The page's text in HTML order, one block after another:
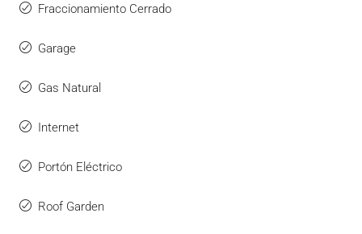
Fraccionamiento Cerrado
Garage
Gas Natural
Internet
Portón Eléctrico
Roof Garden